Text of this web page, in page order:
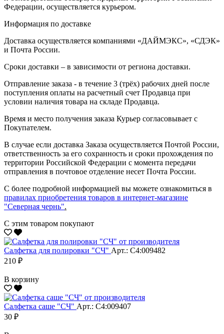
Федерации, осуществляется курьером.
Информация по доставке
Доставка осуществляется компаниями «ДАЙМЭКС», «СДЭК»
и Почта России.
Сроки доставки – в зависимости от региона доставки.
Отправление заказа - в течение 3 (трёх) рабочих дней после
поступления оплаты на расчетный счет Продавца при
условии наличия товара на складе Продавца.
Время и место получения заказа Курьер согласовывает с
Покупателем.
В случае если доставка Заказа осуществляется Почтой России,
ответственность за его сохранность и сроки прохождения по
территории Российской Федерации с момента передачи
отправления в почтовое отделение несет Почта России.
С более подробной информацией вы можете ознакомиться в
правилах приобретения товаров в интернет-магазине
"Северная чернь".
С этим товаром покупают
Салфетка для полировки "CЧ" Арт.: С4:009482
210 ₽
В корзину
Салфетка саше "CЧ" Арт.: С4:009407
30 ₽